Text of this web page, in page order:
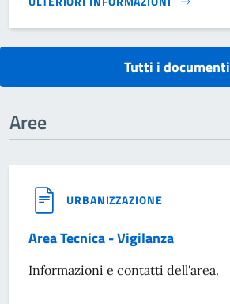
MODULISTICA EDILIZIA PRIVATA}
Tutti i documenti
Aree
URBANIZZAZIONE
Area Tecnica - Vigilanza
Informazioni e contatti dell'area.